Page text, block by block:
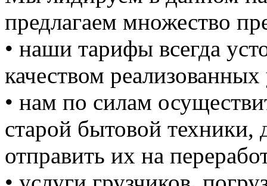
предлагаем множество
• наши тарифы всегда
качеством реализованных
• нам по силам
старой бытовой техники,
отправить их на